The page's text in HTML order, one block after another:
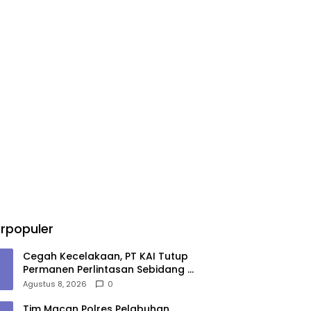
Cegah Kecelakaan, PT KAI Tutup
Permanen Perlintasan Sebidang di
Pasiran Perbaungan
Agustus 8, 2026 0